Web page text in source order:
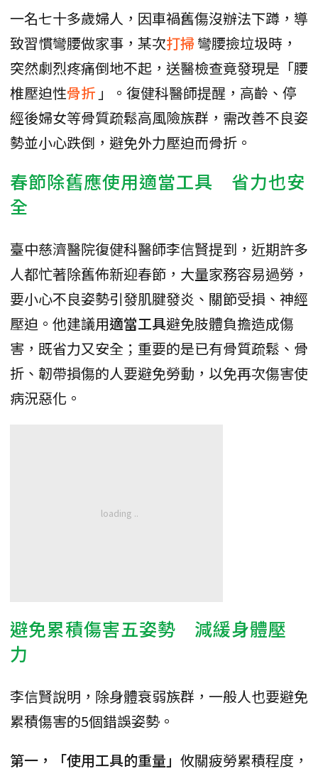
一名七十多歲婦人，因車禍舊傷沒辦法下蹲，導
致習慣彎腰做家事，某次打掃 彎腰撿垃圾時，
突然劇烈疼痛倒地不起，送醫檢查竟發現是「腰
椎壓迫性骨折 」。復健科醫師提醒，高齡、停
經後婦女等骨質疏鬆高風險族群，需改善不良姿
勢並小心跌倒，避免外力壓迫而骨折。
春節除舊應使用適當工具 省力也安
全
臺中慈濟醫院復健科醫師李信賢提到，近期許多
人都忙著除舊佈新迎春節，大量家務容易過勞，
要小心不良姿勢引發肌腱發炎、關節受損、神經
壓迫。他建議用適當工具避免肢體負擔造成傷
害，既省力又安全；重要的是已有骨質疏鬆、骨
折、韌帶損傷的人要避免勞動，以免再次傷害使
病況惡化。
避免累積傷害五姿勢 減緩身體壓
力
李信賢說明，除身體衰弱族群，一般人也要避免
累積傷害的5個錯誤姿勢。
第一，「使用工具的重量」 攸關疲勞累積程度，